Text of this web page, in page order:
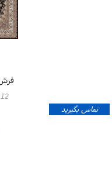
12 متری(سرمه ای)
تماس بگیرید